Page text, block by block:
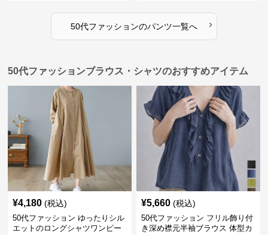
50代ファッションのパンツ一覧へ ›
50代ファッションブラウス・シャツのおすすめアイテム
¥4,180 (税込)
50代ファッション ゆったりシル
エットのロングシャツワンピー
¥5,660 (税込)
50代ファッション フリル飾り付
き深め襟元半袖ブラウス 体型カ